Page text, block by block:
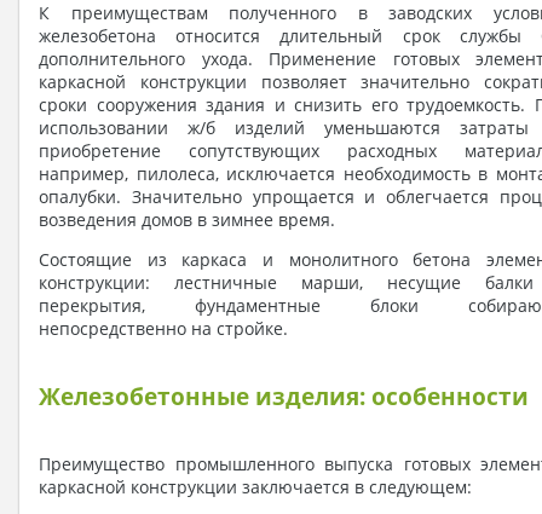
К преимуществам полученного в заводских
железобетона относится длительный срок службы
дополнительного ухода. Применение готовых
каркасной конструкции позволяет значительно
сроки сооружения здания и снизить его трудоемкость.
использовании ж/б изделий уменьшаются
приобретение сопутствующих расходных
например, пилолеса, исключается необходимость в
опалубки. Значительно упрощается и облегчается
возведения домов в зимнее время.
Состоящие из каркаса и монолитного бетона
конструкции: лестничные марши, несущие
перекрытия, фундаментные блоки
непосредственно на стройке.
Железобетонные изделия: особенности
Преимущество промышленного выпуска готовых
каркасной конструкции заключается в следующем: